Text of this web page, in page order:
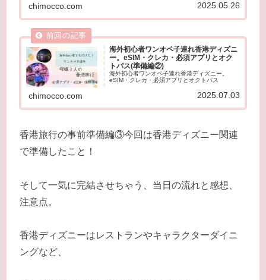
chimocco.com 2025.05.26
海外初心者ワンオペ子連れ香港ディズニ
ー。eSIM・クレカ・必須アプリとオク
トパス(準備編②)
海外初心者ワンオペ子連れ香港ディズニー。
eSIM・クレカ・必須アプリとオクトパス
chimocco.com 2025.07.03
香港旅行の事前準備編③今回は香港ディズニー関連
で準備したこと！
そして一気に完結させちゃう、当日の流れと感想、
注意点。
香港ディズニーはレストランやキャラクターダイニ
ングなど、